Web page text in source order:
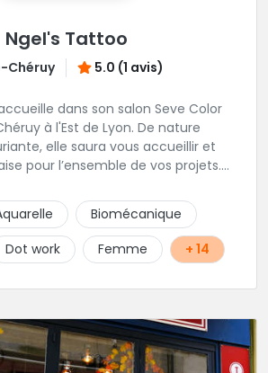
Ngel's Tattoo
Chéruy 5.0 (1 avis)
dans son salon Seve Color
à l'Est de Lyon. De nature
elle saura vous accueillir et
pour l’ensemble de vos projets.
calligraphies, motifs floraux au
Biomécanique
Dot work Femme + 14